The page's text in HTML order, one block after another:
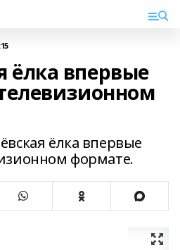
ёлка впервые
ёлка впервые
формате.